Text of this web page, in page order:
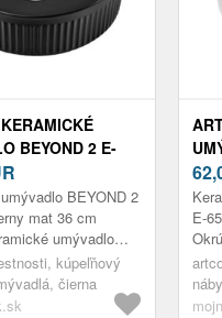
BEYOND 2 E-
MAT 36 CM
BEYOND 2
mat 36 cm
umývadlo
čiernom matnom
dokonalú
kúpeľňový
čierna
E-